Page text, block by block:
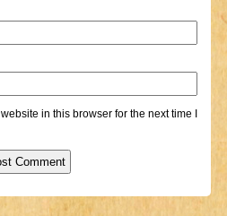
in this browser for the next time I